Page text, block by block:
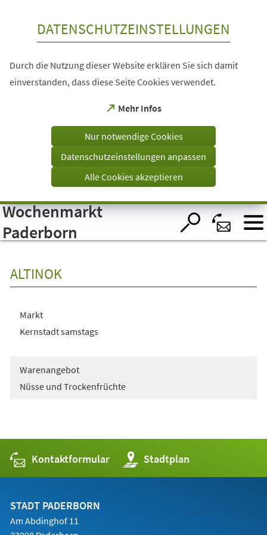
Visuelle
Assistenzsoftware
öffnen.
DATENSCHUTZEINSTELLUNGEN
Durch die Nutzung dieser Website erklären Sie sich damit
einverstanden, dass diese Seite Cookies verwendet.
Mehr Infos
(Öffnet
einem
Tab)
Nur notwendige Cookies
Datenschutzeinstellungen anpassen
Alle Cookies akzeptieren
Wochenmarkt
Paderborn
ALTINOK
Markt
Kernstadt samstags
Warenangebot
Nüsse und Trockenfrüchte
Kontaktformular Stadtplan
(Öffnet
in
einem
STADT PADERBORN
Am Abdinghof 11